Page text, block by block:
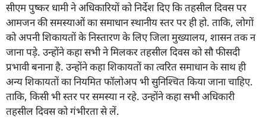
सीएम पुष्कर धामी ने अधिकारियों को निर्देश दिए कि तहसील दिवस पर
आमजन की समस्याओं का समाधान स्थानीय स्तर पर ही हो. ताकि, लोगों
को अपनी शिकायतों के निस्तारण के लिए जिला मुख्यालय, शासन तक न
जाना पड़े. उन्होंने कहा सभी ने मिलकर तहसील दिवस को सौ फीसदी
प्रभावी बनाना है. उन्होंने कहा शिकायतों का त्वरित समाधान के साथ ही
अन्य शिकायतों का नियमित फॉलोअप भी सुनिश्चित किया जाना चाहिए.
ताकि, किसी भी स्तर पर समस्या न रहे. उन्होंने कहा सभी अधिकारी
तहसील दिवस को गंभीरता से लें.